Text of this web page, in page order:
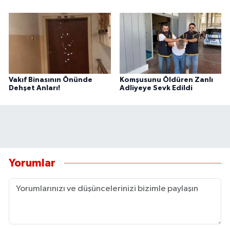
Vakıf Binasının Önünde
Dehşet Anları!
Komşusunu Öldüren Zanlı
Adliyeye Sevk Edildi
Yorumlar